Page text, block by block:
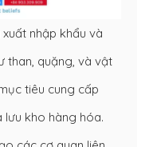
nhập khẩu và
than, quặng, và vật
tiêu cung cấp
kho hàng hóa.